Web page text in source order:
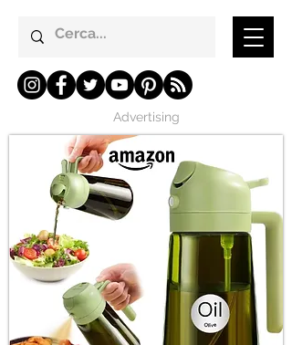
Advertising